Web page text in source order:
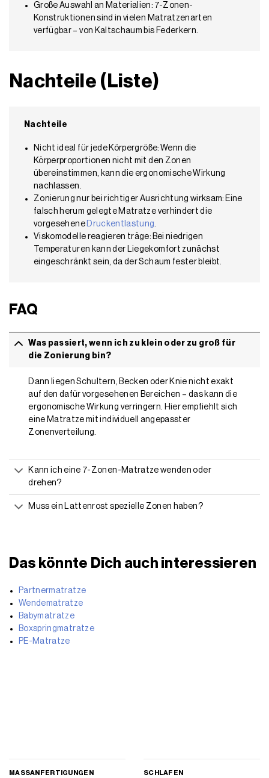
Große Auswahl an Materialien: 7-Zonen-
Konstruktionen sind in vielen Matratzenarten
verfügbar – von Kaltschaum bis Federkern.
Nachteile (Liste)
Nachteile
Nicht ideal für jede Körpergröße: Wenn die
Körperproportionen nicht mit den Zonen
übereinstimmen, kann die ergonomische Wirkung
nachlassen.
Zonierung nur bei richtiger Ausrichtung wirksam: Eine
falsch herum gelegte Matratze verhindert die
vorgesehene Druckentlastung
Viskomodelle reagieren träge: Bei niedrigen
Temperaturen kann der Liegekomfort zunächst
eingeschränkt sein, da der Schaum fester bleibt.
FAQ
Was passiert, wenn ich zu klein oder zu groß für
die Zonierung bin?
Dann liegen Schultern, Becken oder Knie nicht exakt
auf den dafür vorgesehenen Bereichen – das kann die
ergonomische Wirkung verringern. Hier empfiehlt sich
eine Matratze mit individuell angepasster
Zonenverteilung.
Kann ich eine 7-Zonen-Matratze wenden oder
drehen?
Muss ein Lattenrost spezielle Zonen haben?
Das könnte Dich auch interessieren
Partnermatratze
Wendematratze
Babymatratze
Boxspringmatratze
PE-Matratze
MASSANFERTIGUNGEN SCHLAFEN